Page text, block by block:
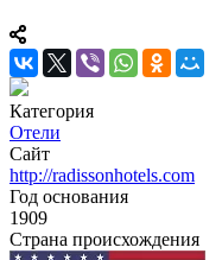
Категория
Отели
Сайт
http://radissonhotels.com
Год основания
1909
Страна происхождения